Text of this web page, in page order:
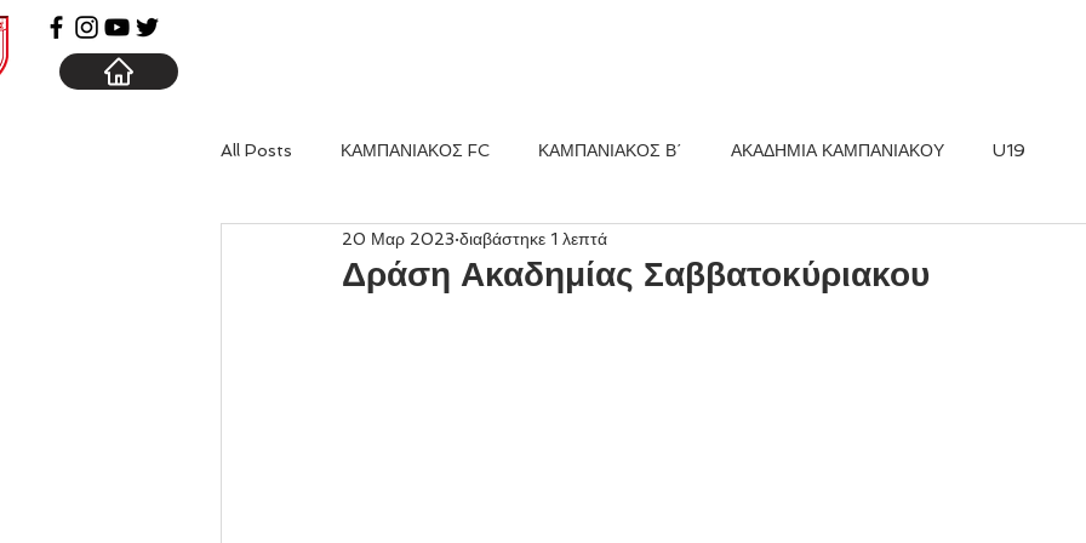
All Posts ΚΑΜΠΑΝΙΑΚΟΣ FC ΚΑΜΠΑΝΙΑΚΟΣ Β΄ ΑΚΑΔΗΜΙΑ ΚΑΜΠΑΝΙΑΚΟΥ U19
Δράση Ακαδημίας Σαββατοκύριακου
20 Μαρ 2023 διαβάστηκε 1 λεπτά